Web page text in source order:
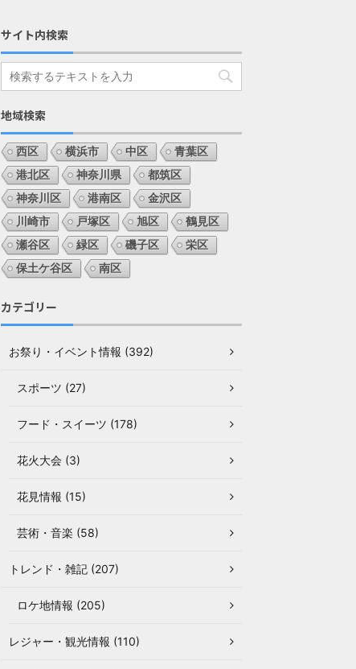
サイト内検索
地域検索
西区 横浜市 中区
青葉区
港北区
神奈川県
都筑区
神奈川区
港南区
金沢区
川崎市
戸塚区 旭区
鶴見区
瀬谷区
緑区 磯子区
栄区
保土ケ谷区
南区
カテゴリー
お祭り・イベント情報 (392)
スポーツ (27)
フード・スイーツ (178)
花火大会 (3)
花見情報 (15)
芸術・音楽 (58)
トレンド・雑記 (207)
ロケ地情報 (205)
レジャー・観光情報 (110)